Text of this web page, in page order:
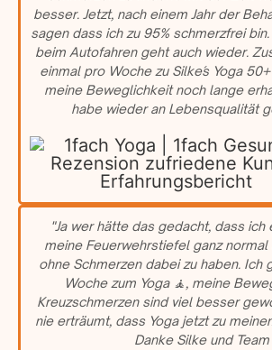
besser. Jetzt, nach einem Jahr der
sagen dass ich zu 95% schmerzfrei
beim Autofahren geht auch wieder.
einmal pro Woche zu Silke´s Yoga
meine Beweglichkeit noch lange
habe wieder an Lebensqualität
"Ja wer hätte das gedacht, dass ich
meine Feuerwehrstiefel ganz normal
ohne Schmerzen dabei zu haben. Ich
Woche zum Yoga 🧘, meine
Kreuzschmerzen sind viel besser
nie erträumt, dass Yoga jetzt zu
Danke Silke und Team